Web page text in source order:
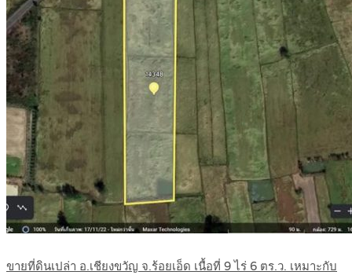
ขายที่ดินเปล่า อ.เชียงขวัญ จ.ร้อยเอ็ด เนื้อที่ 9 ไร่ 6 ตร.ว. เหมาะกับ